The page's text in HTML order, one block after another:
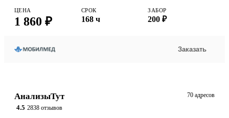
ЦЕНА
1 860 ₽
СРОК
168 ч
ЗАБОР
200 ₽
Заказать
АнализыТут
4.5 2838 отзывов
70 адресов